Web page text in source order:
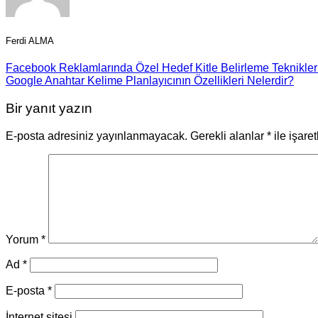
Ferdi ALMA
Facebook Reklamlarında Özel Hedef Kitle Belirleme
Google Anahtar Kelime Planlayıcının Özellikleri Nelerdir?
Bir yanıt yazın
E-posta adresiniz yayınlanmayacak. Gerekli alanlar * ile
Yorum *
Ad *
E-posta *